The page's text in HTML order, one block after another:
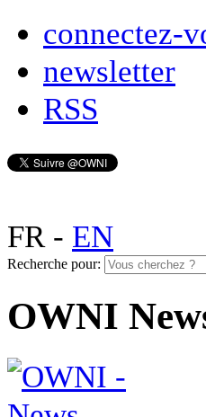
connectez-
newsletter
RSS
FR- EN
Recherche pour:
OWNI